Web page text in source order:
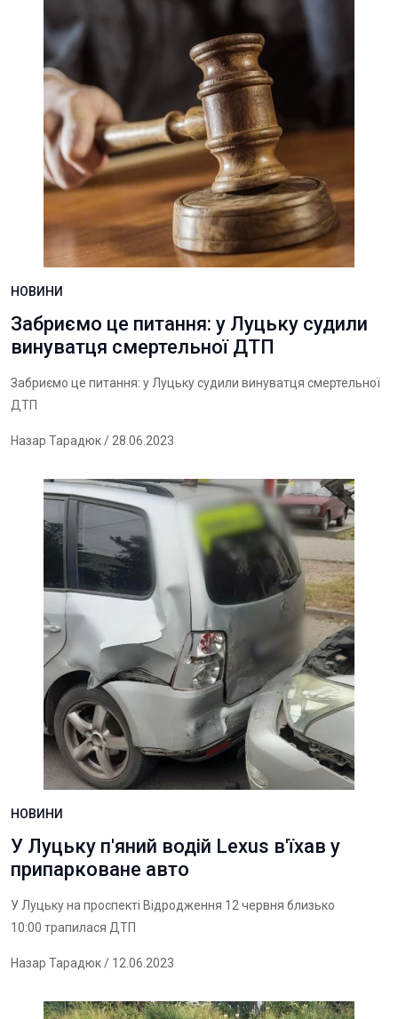
НОВИНИ
Забриємо це питання: у Луцьку судили
винуватця смертельної ДТП
Забриємо це питання: у Луцьку судили винуватця смертельної
ДТП
Назар Тарадюк/ 28.06.2023
НОВИНИ
У Луцьку п'яний водій Lexus в'їхав у
припарковане авто
У Луцьку на проспекті Відродження 12 червня близько
10:00 трапилася ДТП
Назар Тарадюк/ 12.06.2023